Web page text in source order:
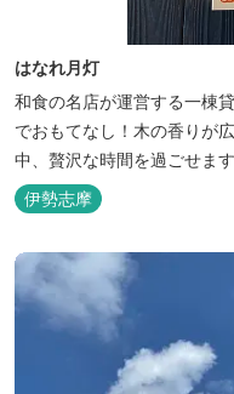
はなれ月灯
和食の名店が運営する一棟
でおもてなし！木の香りが
中、贅沢な時間を過ごせます
伊勢志摩